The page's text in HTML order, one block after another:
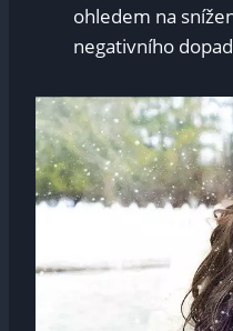
ohledem na
negativního